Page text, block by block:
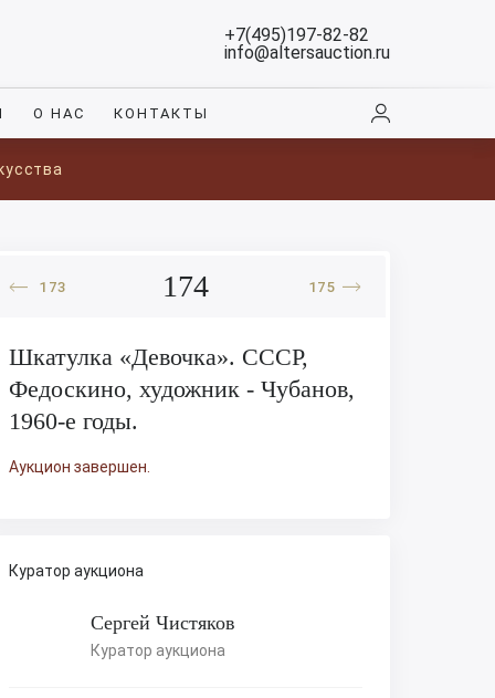
+7(495)197-82-82
info@altersauction.ru
О НАС КОНТАКТЫ
173 174 175
Шкатулка «Девочка». СССР,
Федоскино, художник - Чубанов,
1960-е годы.
Аукцион завершен.
Куратор аукциона
Сергей Чистяков
Куратор аукциона